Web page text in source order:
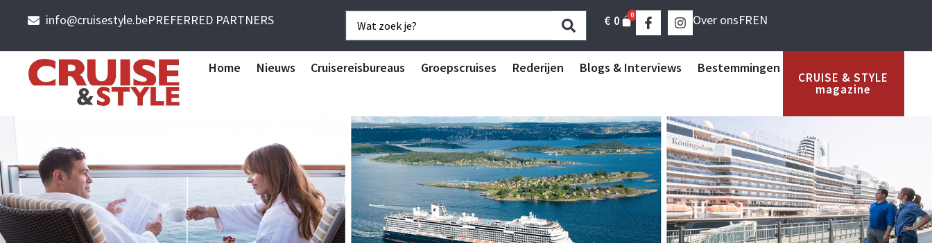
info@cruisestyle.bePREFERRED PARTNERS € 0 0 Over onsFREN
Home Nieuws Cruisereisbureaus Groepscruises Rederijen Blogs & Interviews Bestemmingen
CRUISE & STYLE
magazine